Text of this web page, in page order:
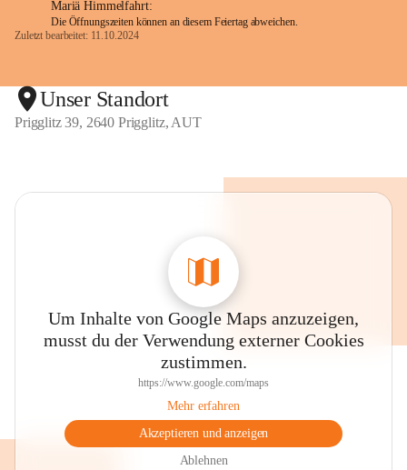
Mariä Himmelfahrt:
Die Öffnungszeiten können an diesem Feiertag abweichen.
Zuletzt bearbeitet: 11.10.2024
Unser Standort
Prigglitz 39, 2640 Prigglitz, AUT
Um Inhalte von Google Maps anzuzeigen,
musst du der Verwendung externer Cookies
zustimmen.
https://www.google.com/maps
Mehr erfahren
Akzeptieren und anzeigen
Ablehnen